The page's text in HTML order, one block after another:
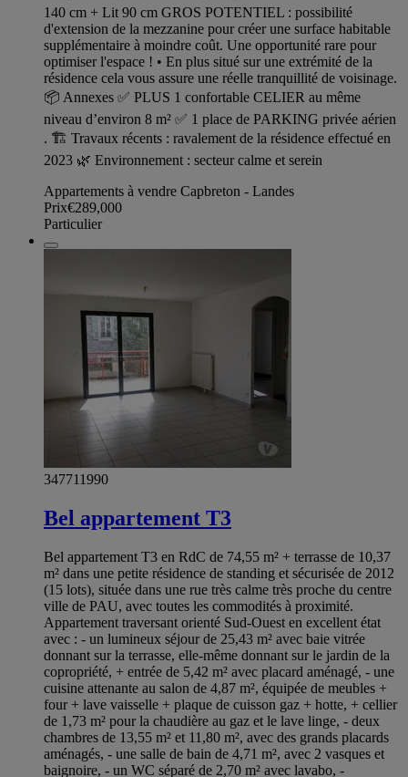
140 cm + Lit 90 cm GROS POTENTIEL : possibilité
d'extension de la mezzanine pour créer une surface habitable
supplémentaire à moindre coût. Une opportunité rare pour
optimiser l'espace ! • En plus situé sur une extrémité de la
résidence cela vous assure une réelle tranquillité de voisinage.
📦 Annexes ✅ PLUS 1 confortable CELIER au même
niveau d’environ 8 m² ✅ 1 place de PARKING privée aérien
. 🏗 Travaux récents : ravalement de la résidence effectué en
2023 🌿 Environnement : secteur calme et serein
Appartements à vendre Capbreton - Landes
Prix€289,000
Particulier
347711990
Bel appartement T3
Bel appartement T3 en RdC de 74,55 m² + terrasse de 10,37
m² dans une petite résidence de standing et sécurisée de 2012
(15 lots), située dans une rue très calme très proche du centre
ville de PAU, avec toutes les commodités à proximité.
Appartement traversant orienté Sud-Ouest en excellent état
avec : - un lumineux séjour de 25,43 m² avec baie vitrée
donnant sur la terrasse, elle-même donnant sur le jardin de la
copropriété, + entrée de 5,42 m² avec placard aménagé, - une
cuisine attenante au salon de 4,87 m², équipée de meubles +
four + lave vaisselle + plaque de cuisson gaz + hotte, + cellier
de 1,73 m² pour la chaudière au gaz et le lave linge, - deux
chambres de 13,55 m² et 11,80 m², avec des grands placards
aménagés, - une salle de bain de 4,71 m², avec 2 vasques et
baignoire, - un WC séparé de 2,70 m² avec lavabo, -